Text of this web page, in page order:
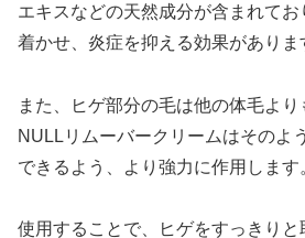
エキスなどの天然成分が含まれて
着かせ、炎症を抑える効果がありま
また、ヒゲ部分の毛は他の体毛より
NULLリムーバークリームはそのよ
できるよう、より強力に作用します
使用することで、ヒゲをすっきり